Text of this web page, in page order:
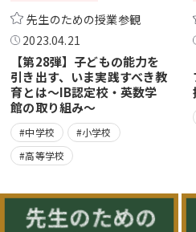
先生のための授業参観
2023.04.21
【第28弾】子どもの能力を
引き出す、いま実践すべき教
育とは～IB認定校・英数学
館の取り組み～
#中学校
#小学校
#高等学校